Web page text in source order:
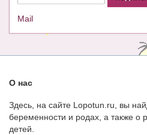
Mail
О нас
Здесь, на сайте Lopotun.ru, вы
беременности и родах, а также о
детей.